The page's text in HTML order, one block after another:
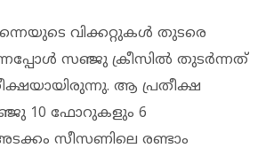
വിക്കറ്റുകൾ തുടരെ
സഞ്ജു ക്രീസിൽ തുടർന്നത്
ആ പ്രതീക്ഷ
10 ഫോറുകളും 6
സീസണിലെ രണ്ടാം